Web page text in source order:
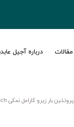
مقالات درباره آجیل
پروتئین بار زیرو کارامل نمکی Kita Rich